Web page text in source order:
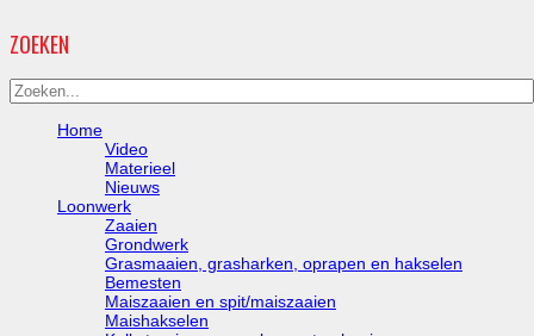
ZOEKEN
Home
Video
Materieel
Nieuws
Loonwerk
Zaaien
Grondwerk
Grasmaaien, grasharken, oprapen en hakselen
Bemesten
Maiszaaien en spit/maiszaaien
Maishakselen